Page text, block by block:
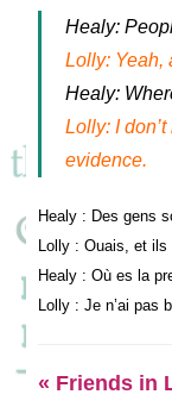
Healy:
Lolly: Yeah,
Healy:
Lolly: I
evidence.
Healy : Des gens
Lolly : Ouais, et ils
Healy : Où es la
Lolly : Je n’ai pas
« Friends in